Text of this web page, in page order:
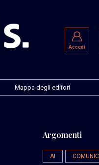
Accedi
Mappa degli editori
Argomenti
AI